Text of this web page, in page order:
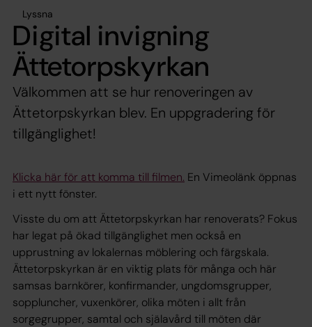
Lyssna
Digital invigning
Ättetorpskyrkan
Välkommen att se hur renoveringen av
Ättetorpskyrkan blev. En uppgradering för
tillgänglighet!
Klicka här för att komma till filmen. En Vimeolänk öppnas
i ett nytt fönster.
Visste du om att Ättetorpskyrkan har renoverats? Fokus
har legat på ökad tillgänglighet men också en
upprustning av lokalernas möblering och färgskala.
Ättetorpskyrkan är en viktig plats för många och här
samsas barnkörer, konfirmander, ungdomsgrupper,
soppluncher, vuxenkörer, olika möten i allt från
sorgegrupper, samtal och själavård till möten där